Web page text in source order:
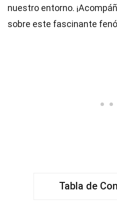
nuestro entorno.
sobre este fascinante
Tabla de